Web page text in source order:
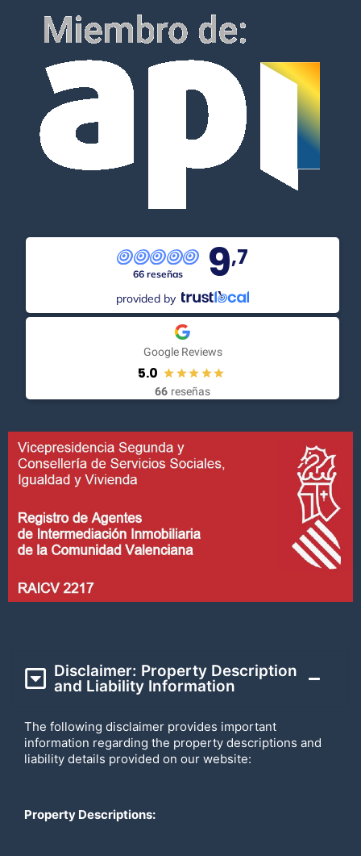
66 reseñas 9,7
provided by
Google Reviews
5.0
66 reseñas
Disclaimer: Property Description
and Liability Information
The following disclaimer provides important
information regarding the property descriptions and
liability details provided on our website:
Property Descriptions: